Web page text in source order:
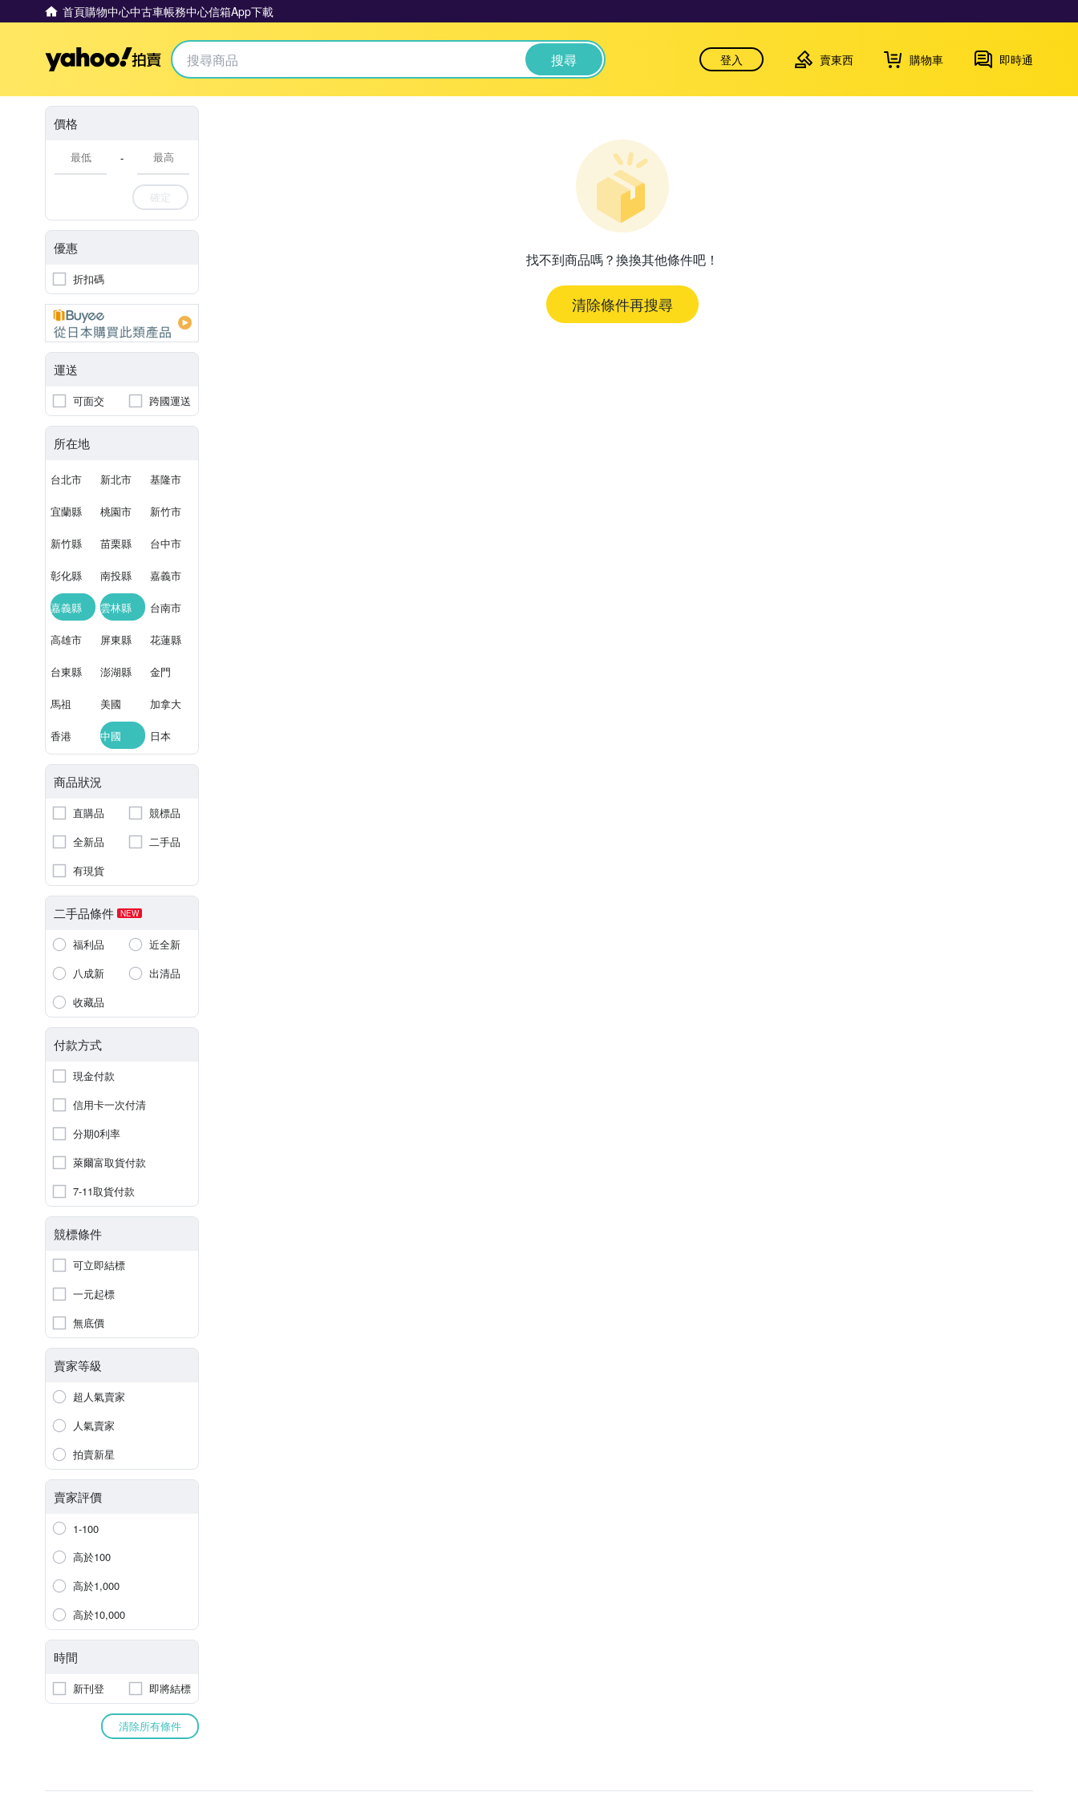
首頁購物中心中古車帳務中心信箱App下載
Yahoo拍賣 搜尋 登入 賣東西 購物車 即時通
價格
-
確定
優惠
折扣碼
運送
可面交 跨國運送
所在地
台北市 新北市 基隆市
宜蘭縣 桃園市 新竹市
新竹縣 苗栗縣 台中市
彰化縣 南投縣 嘉義市
嘉義縣 雲林縣 台南市
高雄市 屏東縣 花蓮縣
台東縣 澎湖縣 金門
馬祖 美國 加拿大
香港 中國 日本
商品狀況
直購品
競標品
全新品
二手品
有現貨
二手品條件 NEW
福利品
近全新
八成新
出清品
收藏品
付款方式
現金付款
信用卡一次付清
分期0利率
萊爾富取貨付款
7-11取貨付款
競標條件
可立即結標
一元起標
無底價
賣家等級
超人氣賣家
人氣賣家
拍賣新星
賣家評價
1-100
高於100
高於1,000
高於10,000
時間
新刊登 即將結標
清除所有條件
找不到商品嗎？換換其他條件吧！
清除條件再搜尋